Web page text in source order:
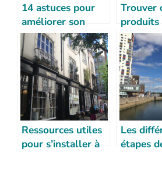
14 astuces pour
améliorer son
anglais en
Angleterre
Trouver
produits
Londres
Ressources utiles
pour s’installer à
Les
étapes